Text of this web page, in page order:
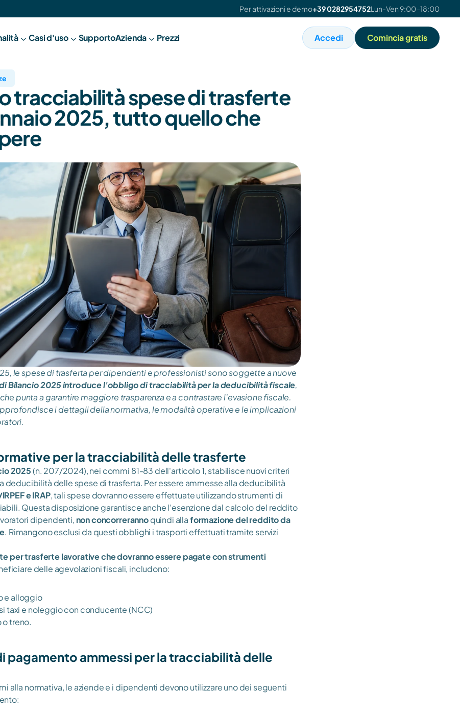
Per attivazioni e demo+39 0282954752Lun-Ven 9:00-18:00
Casi d'uso SupportoAzienda Prezzi Accedi Comincia gratis
tracciabilità spese di trasferte
2025, tutto quello che
le spese di trasferta per dipendenti e professionisti sono soggette a nuove
Bilancio 2025 introduce l'obbligo di tracciabilità per la deducibilità fiscale,
punta a garantire maggiore trasparenza e a contrastare l'evasione fiscale.
i dettagli della normativa, le modalità operative e le implicazioni
per la tracciabilità delle trasferte
2025 (n. 207/2024), nei commi 81-83 dell'articolo 1, stabilisce nuovi criteri
deducibilità delle spese di trasferta. Per essere ammesse alla deducibilità
e IRAP, tali spese dovranno essere effettuate utilizzando strumenti di
Questa disposizione garantisce anche l’esenzione dal calcolo del reddito
dipendenti, non concorreranno quindi alla formazione del reddito da
. Rimangono esclusi da questi obblighi i trasporti effettuati tramite servizi
per trasferte lavorative che dovranno essere pagate con strumenti
delle agevolazioni fiscali, includono:
e alloggio
taxi e noleggio con conducente (NCC)
o treno.
pagamento ammessi per la tracciabilità delle
alla normativa, le aziende e i dipendenti devono utilizzare uno dei seguenti